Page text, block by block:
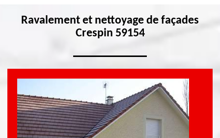
Ravalement et nettoyage de façades
Crespin 59154